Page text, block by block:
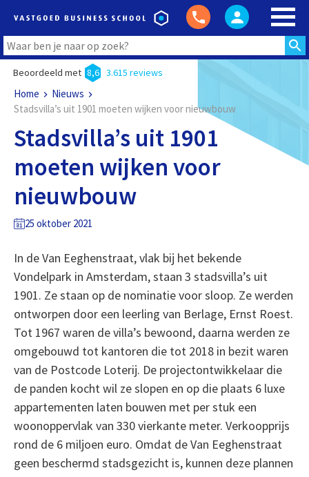
Beoordeeld met 8,6 3.615 reviews
Home
Nieuws
Stadsvilla’s uit 1901 moeten wijken voor nieuwbouw
Stadsvilla’s uit 1901
moeten wijken voor
nieuwbouw
25 oktober 2021
In de Van Eeghenstraat, vlak bij het bekende
Vondelpark in Amsterdam, staan 3 stadsvilla’s uit
1901. Ze staan op de nominatie voor sloop. Ze werden
ontworpen door een leerling van Berlage, Ernst Roest.
Tot 1967 waren de villa’s bewoond, daarna werden ze
omgebouwd tot kantoren die tot 2018 in bezit waren
van de Postcode Loterij. De projectontwikkelaar die
de panden kocht wil ze slopen en op die plaats 6 luxe
appartementen laten bouwen met per stuk een
woonoppervlak van 330 vierkante meter. Verkoopprijs
rond de 6 miljoen euro. Omdat de Van Eeghenstraat
geen beschermd stadsgezicht is, kunnen deze plannen